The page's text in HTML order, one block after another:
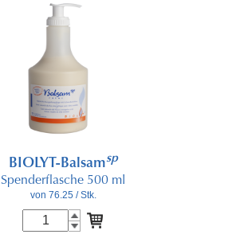
BIOLYT-Balsamsp
Spenderflasche 500 ml
von 76.25 / Stk.